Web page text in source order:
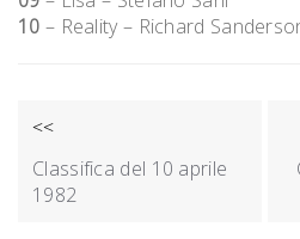
10 – Reality – Richard
NAVIGAZIONE
ARTICOLI
<<
Classifica del 10 aprile
1982